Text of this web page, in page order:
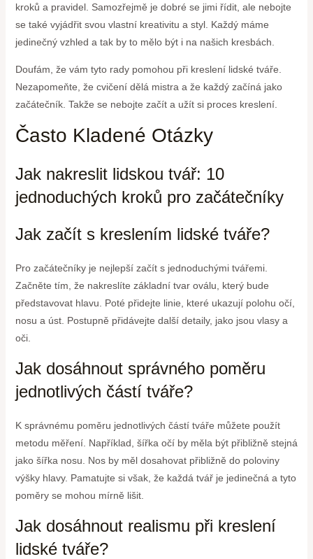
kroků a pravidel. Samozřejmě je dobré se jimi řídit, ale nebojte
se také vyjádřit svou vlastní kreativitu a styl. Každý máme
jedinečný vzhled a tak by to mělo být i na našich kresbách.
Doufám, že vám tyto rady pomohou při kreslení lidské tváře.
Nezapomeňte, že cvičení dělá mistra a že každý začíná jako
začátečník. Takže se nebojte začít a užít si proces kreslení.
Často Kladené Otázky
Jak nakreslit lidskou tvář: 10
jednoduchých kroků pro začátečníky
Jak začít s kreslením lidské tváře?
Pro začátečníky je nejlepší začít s jednoduchými tvářemi.
Začněte tím, že nakreslíte základní tvar oválu, který bude
představovat hlavu. Poté přidejte linie, které ukazují polohu očí,
nosu a úst. Postupně přidávejte další detaily, jako jsou vlasy a
oči.
Jak dosáhnout správného poměru
jednotlivých částí tváře?
K správnému poměru jednotlivých částí tváře můžete použít
metodu měření. Například, šířka očí by měla být přibližně stejná
jako šířka nosu. Nos by měl dosahovat přibližně do poloviny
výšky hlavy. Pamatujte si však, že každá tvář je jedinečná a tyto
poměry se mohou mírně lišit.
Jak dosáhnout realismu při kreslení
lidské tváře?